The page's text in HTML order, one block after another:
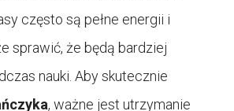
często są pełne energii i
sprawić, że będą bardziej
nauki. Aby skutecznie
, ważne jest utrzymanie